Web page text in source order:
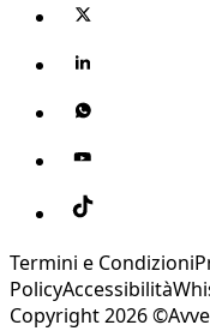
Termini e Condizioni
PolicyAccessibilità
Copyright 2026